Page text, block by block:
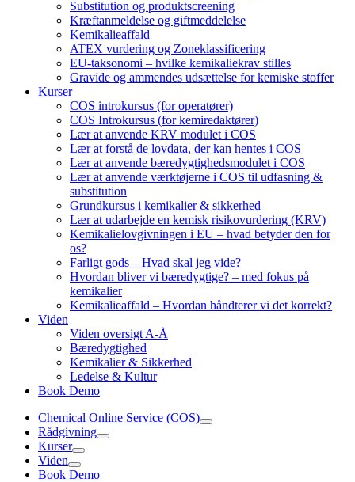
Substitution og produktscreening
Kræftanmeldelse og giftmeddelelse
Kemikalieaffald
ATEX vurdering og Zoneklassificering
EU-taksonomi – hvilke kemikaliekrav stilles
Gravide og ammendes udsættelse for kemiske stoffer
Kurser
COS introkursus (for operatører)
COS Introkursus (for kemiredaktører)
Lær at anvende KRV modulet i COS
Lær at forstå de lovdata, der kan hentes i COS
Lær at anvende bæredygtighedsmodulet i COS
Lær at anvende værktøjerne i COS til udfasning &
substitution
Grundkursus i kemikalier & sikkerhed
Lær at udarbejde en kemisk risikovurdering (KRV)
Kemikalielovgivningen i EU – hvad betyder den for
os?
Farligt gods – Hvad skal jeg vide?
Hvordan bliver vi bæredygtige? – med fokus på
kemikalier
Kemikalieaffald – Hvordan håndterer vi det korrekt?
Viden
Viden oversigt A-Å
Bæredygtighed
Kemikalier & Sikkerhed
Ledelse & Kultur
Book Demo
Chemical Online Service (COS)
Rådgivning
Kurser
Viden
Book Demo